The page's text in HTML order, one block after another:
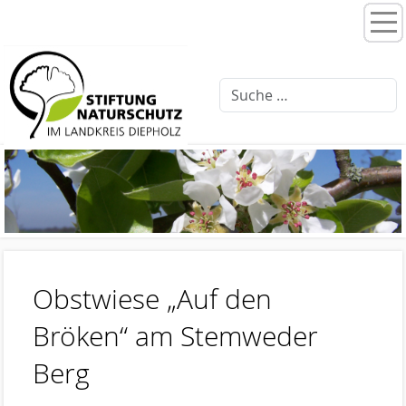
Home
Stiftungsprogramme
Moorentwicklung 3.0
Schlattprogramm
Fließgewässerrenaturierung
Ellernbäke
Brammer Bach
Feuchtwiesenpflege
Artenschutz
Obstwiese „Auf den
Bröken“ am Stemweder
Berg